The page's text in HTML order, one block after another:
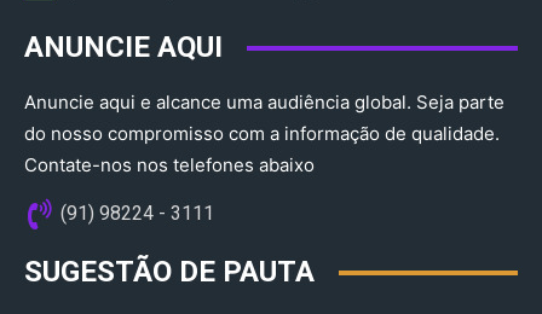
ANUNCIE AQUI
Anuncie aqui e alcance uma audiência global. Seja parte
do nosso compromisso com a informação de qualidade.
Contate-nos nos telefones abaixo
(91) 98224 - 3111
SUGESTÃO DE PAUTA